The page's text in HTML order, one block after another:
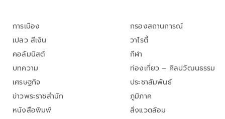
การเมือง
เปลว สีเงิน
คอลัมนิสต์
บทความ
เศรษฐกิจ
ข่าวพระราชสำนัก
หนังสือพิมพ์
กรองสถานการณ์
วาไรตี้
กีฬา
ท่องเที่ยว – ศิลปวัฒนธรรม
ประชาสัมพันธ์
ภูมิภาค
สิ่งแวดล้อม